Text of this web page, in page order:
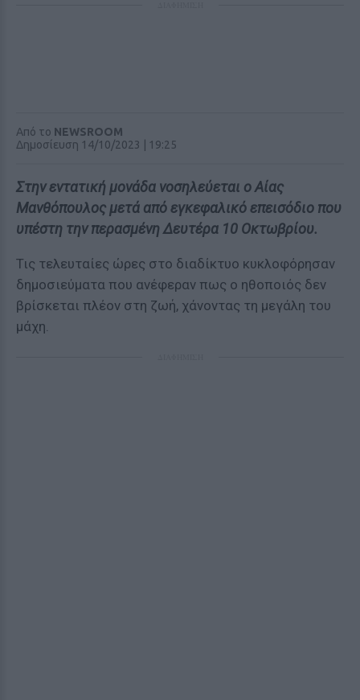
Από το NEWSROOM
Δημοσίευση 14/10/2023 | 19:25
Στην εντατική μονάδα νοσηλεύεται ο Αίας
Μανθόπουλος μετά από εγκεφαλικό επεισόδιο που
υπέστη την περασμένη Δευτέρα 10 Οκτωβρίου.
Τις τελευταίες ώρες στο διαδίκτυο κυκλοφόρησαν
δημοσιεύματα που ανέφεραν πως ο ηθοποιός δεν
βρίσκεται πλέον στη ζωή, χάνοντας τη μεγάλη του
μάχη.